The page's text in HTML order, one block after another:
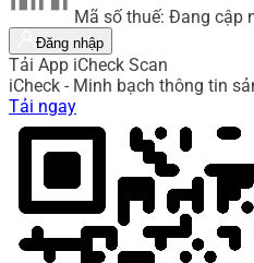
Mã số thuế: Đang cập
Đăng nhập
Tải App iCheck Scan
iCheck - Minh bạch thông tin
Tải ngay